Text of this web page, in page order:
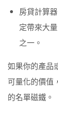
房貸計算器
定帶來大
之一。
如果你的產品
可量化的價值
的名單磁鐵。